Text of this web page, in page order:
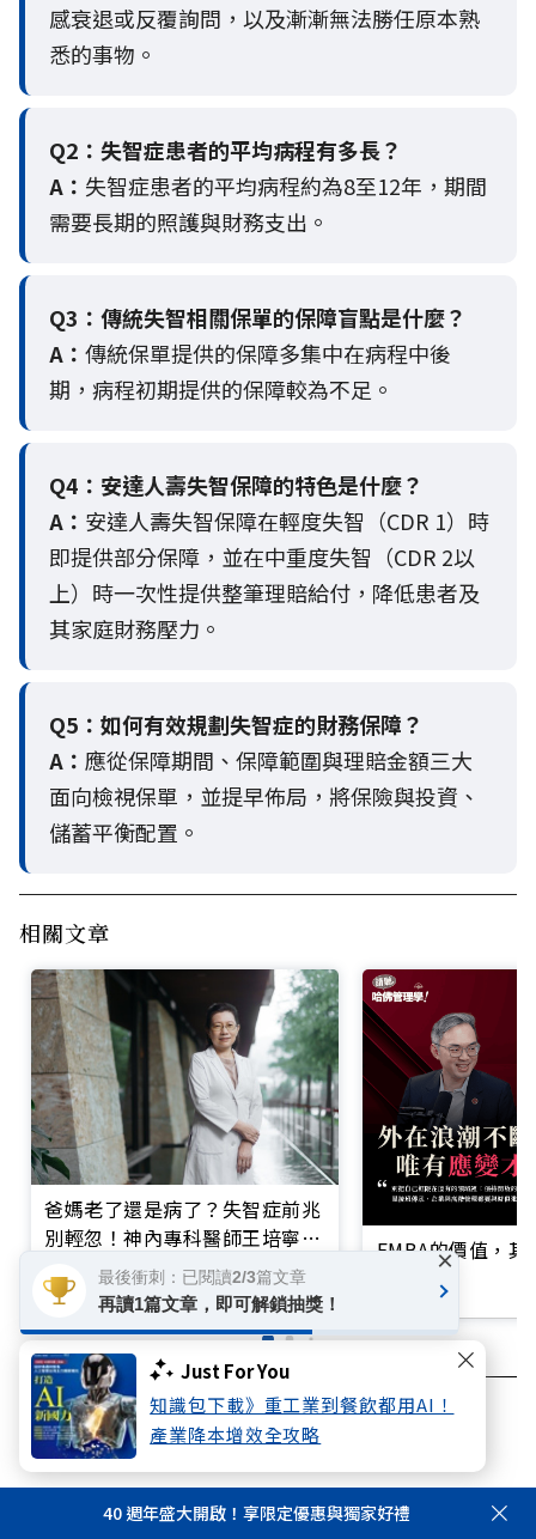
Just For You
知識包下載》重工業到餐飲都用AI！
產業降本增效全攻略
感衰退或反覆詢問，以及漸漸無法勝任原本熟
悉的事物。
Q2： 失智症患者的平均病程有多長？
A： 失智症患者的平均病程約為8至12年，期間
需要長期的照護與財務支出。
Q3： 傳統失智相關保單的保障盲點是什麼？
A： 傳統保單提供的保障多集中在病程中後
期，病程初期提供的保障較為不足。
Q4： 安達人壽失智保障的特色是什麼？
A： 安達人壽失智保障在輕度失智（CDR 1）時
即提供部分保障，並在中重度失智（CDR 2以
上）時一次性提供整筆理賠給付，降低患者及
其家庭財務壓力。
Q5： 如何有效規劃失智症的財務保障？
A： 應從保障期間、保障範圍與理賠金額三大
面向檢視保單，並提早佈局，將保險與投資、
儲蓄平衡配置。
相關文章
爸媽老了還是病了？失智症前兆
別輕忽！神內專科醫師王培寧呼
籲把握大腦黃金期
EMBA的價值，
立即收聽
超高齡社會 失智 照護
40 週年盛大開啟！享限定優惠與獨家好禮
最後衝刺：已閱讀2/3篇文章
再讀1篇文章，即可解鎖抽獎！
×